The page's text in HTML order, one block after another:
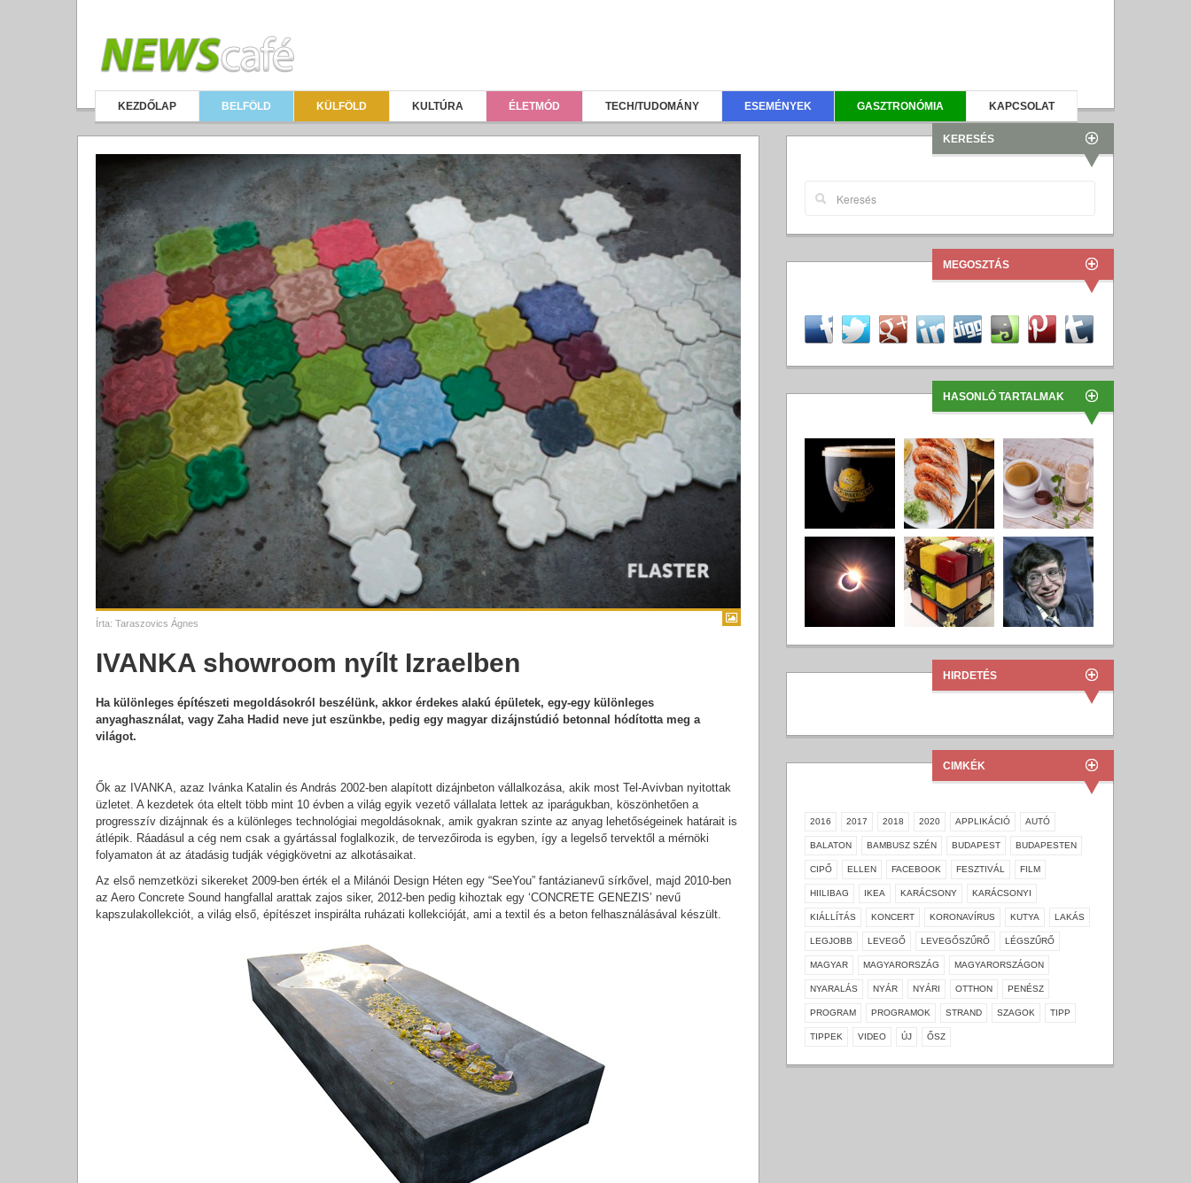
KEZDŐLAP BELFÖLD KÜLFÖLD KULTÚRA ÉLETMÓD TECH/TUDOMÁNY ESEMÉNYEK GASZTRONÓMIA KAPCSOLAT
Írta: Taraszovics Ágnes
IVANKA showroom nyílt Izraelben
Ha különleges építészeti megoldásokról beszélünk, akkor érdekes alakú épületek, egy-egy különleges
anyaghasználat, vagy Zaha Hadid neve jut eszünkbe, pedig egy magyar dizájnstúdió betonnal hódította meg a
világot.
Ők az IVANKA, azaz Ivánka Katalin és András 2002-ben alapított dizájnbeton vállalkozása, akik most Tel-Avivban nyitottak
üzletet. A kezdetek óta eltelt több mint 10 évben a világ egyik vezető vállalata lettek az iparágukban, köszönhetően a
progresszív dizájnnak és a különleges technológiai megoldásoknak, amik gyakran szinte az anyag lehetőségeinek határait is
átlépik. Ráadásul a cég nem csak a gyártással foglalkozik, de tervezőiroda is egyben, így a legelső tervektől a mérnöki
folyamaton át az átadásig tudják végigkövetni az alkotásaikat.
Az első nemzetközi sikereket 2009-ben érték el a Milánói Design Héten egy “SeeYou” fantázianevű sírkővel, majd 2010-ben
az Aero Concrete Sound hangfallal arattak zajos siker, 2012-ben pedig kihoztak egy ‘CONCRETE GENEZIS’ nevű
kapszulakollekciót, a világ első, építészet inspirálta ruházati kollekcióját, ami a textil és a beton felhasználásával készült.
KERESÉS
MEGOSZTÁS
HASONLÓ TARTALMAK
HIRDETÉS
CIMKÉK
2016 2017 2018 2020 APPLIKÁCIÓ AUTÓ
BALATON BAMBUSZ SZÉN BUDAPEST BUDAPESTEN
CIPŐ ELLEN FACEBOOK FESZTIVÁL FILM
HIILIBAG IKEA KARÁCSONY KARÁCSONYI
KIÁLLÍTÁS KONCERT KORONAVÍRUS KUTYA LAKÁS
LEGJOBB LEVEGŐ LEVEGŐSZŰRŐ LÉGSZŰRŐ
MAGYAR MAGYARORSZÁG MAGYARORSZÁGON
NYARALÁS NYÁR NYÁRI OTTHON PENÉSZ
PROGRAM PROGRAMOK STRAND SZAGOK TIPP
TIPPEK VIDEO ÚJ ŐSZ